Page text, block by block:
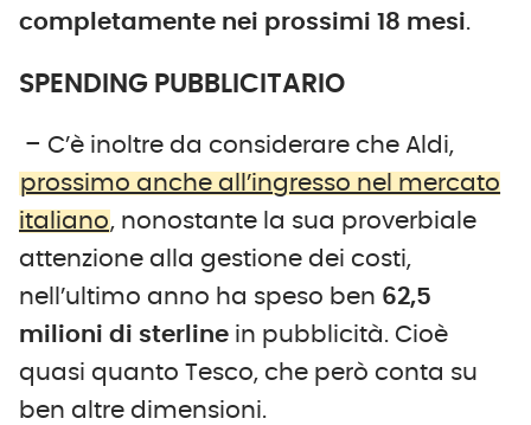
completamente nei prossimi 18 mesi.
SPENDING PUBBLICITARIO
– C’è inoltre da considerare che Aldi,
prossimo anche all’ingresso nel mercato
italiano, nonostante la sua proverbiale
attenzione alla gestione dei costi,
nell’ultimo anno ha speso ben 62,5
milioni di sterline in pubblicità. Cioè
quasi quanto Tesco, che però conta su
ben altre dimensioni.